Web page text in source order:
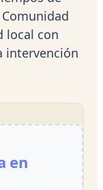
local con
intervención
en